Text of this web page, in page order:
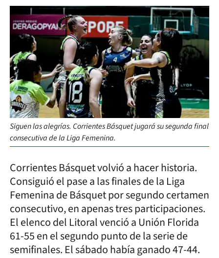
Siguen las alegrías. Corrientes Básquet jugará su segunda final
consecutiva de la Liga Femenina.
Corrientes Básquet volvió a hacer historia.
Consiguió el pase a las finales de la Liga
Femenina de Básquet por segundo certamen
consecutivo, en apenas tres participaciones.
El elenco del Litoral venció a Unión Florida
61-55 en el segundo punto de la serie de
semifinales. El sábado había ganado 47-44.